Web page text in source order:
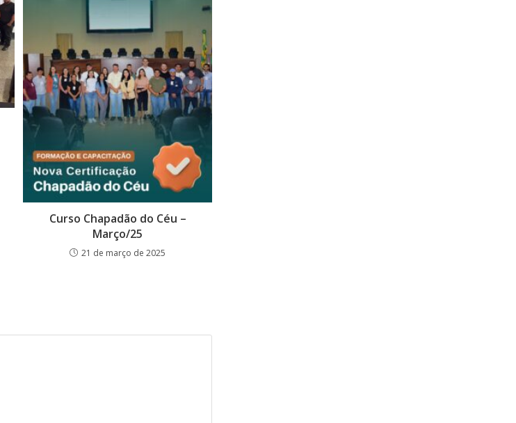
Curso Chapadão do Céu –
Março/25
21 de março de 2025